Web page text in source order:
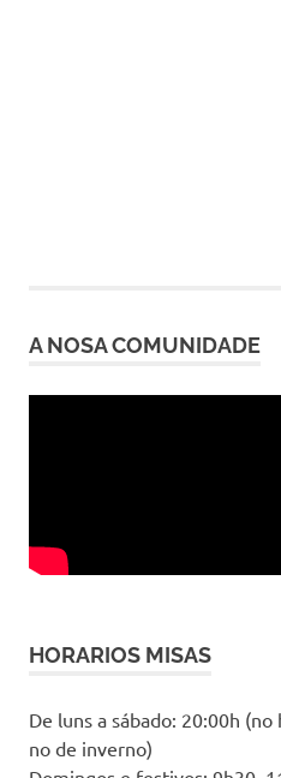
A NOSA COMUNIDADE
HORARIOS MISAS
De luns a sábado: 20:00h
no de inverno)